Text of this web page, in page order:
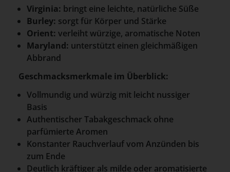
Virginia: bringt eine leichte, natürliche Süße
Burley: sorgt für Körper und Stärke
Orient: verleiht würzige, aromatische Noten
Maryland: unterstützt einen gleichmäßigen
Abbrand
Geschmacksmerkmale im Überblick:
Vollmundig und würzig mit leicht nussiger
Basis
Authentischer Tabakgeschmack ohne
parfümierte Aromen
Konstanter Rauchverlauf vom Anzünden bis
zum Ende
Deutlich kräftiger als milde oder aromatisierte